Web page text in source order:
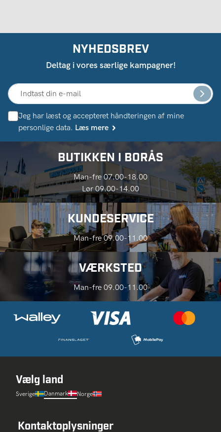
NYHEDSBREV
Deltag i vores særlige kampagner!
Jeg har læst og accepteret håndteringen af ​​mine
personlige data. Læs mere
BUTIKKEN I BORÅS
Man-fre 07.00-18.00
Lør 09.00-14.00
KUNDESERVICE
Man-fre 09.00-11.00
VÆRKSTED
Man-fre 09.00-11.00
Vælg land
Sverige Danmark Norge
Kontaktoplysninger